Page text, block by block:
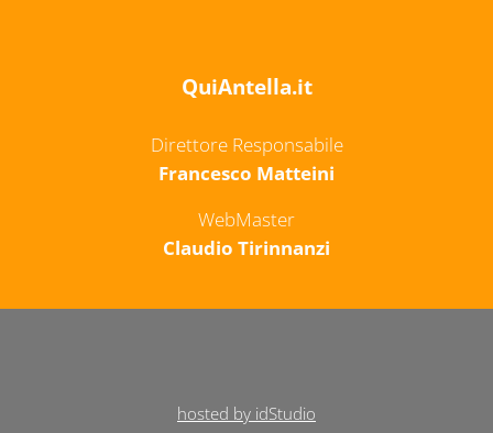
QuiAntella.it
Direttore Responsabile
Francesco Matteini
WebMaster
Claudio Tirinnanzi
hosted by idStudio